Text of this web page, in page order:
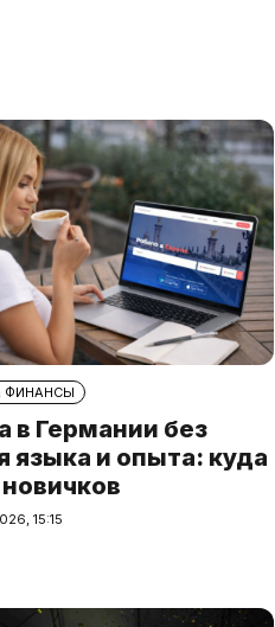
ФИНАНСЫ
в Германии без
языка и опыта: куда
15:15